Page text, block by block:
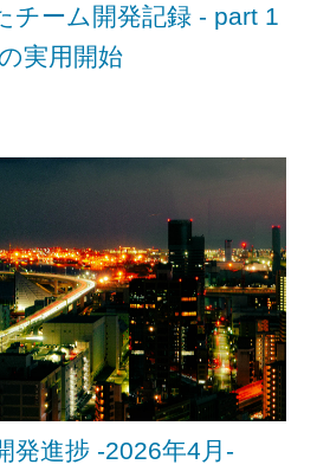
チーム開発記録 - part 1
実用開始
発進捗 -2026年4月-